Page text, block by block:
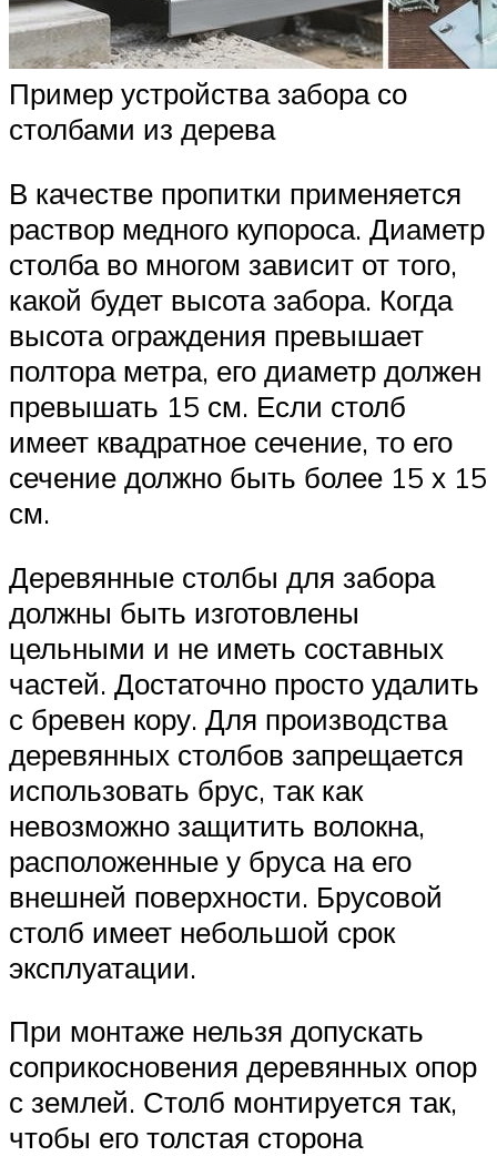
Пример устройства забора со
столбами из дерева
В качестве пропитки применяется
раствор медного купороса. Диаметр
столба во многом зависит от того,
какой будет высота забора. Когда
высота ограждения превышает
полтора метра, его диаметр должен
превышать 15 см. Если столб
имеет квадратное сечение, то его
сечение должно быть более 15 х 15
см.
Деревянные столбы для забора
должны быть изготовлены
цельными и не иметь составных
частей. Достаточно просто удалить
с бревен кору. Для производства
деревянных столбов запрещается
использовать брус, так как
невозможно защитить волокна,
расположенные у бруса на его
внешней поверхности. Брусовой
столб имеет небольшой срок
эксплуатации.
При монтаже нельзя допускать
соприкосновения деревянных опор
с землей. Столб монтируется так,
чтобы его толстая сторона